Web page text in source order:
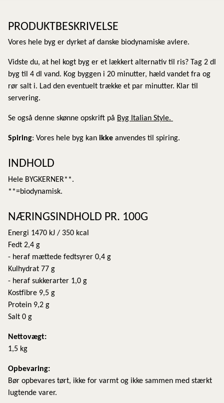
PRODUKTBESKRIVELSE
Vores hele byg er dyrket af danske biodynamiske avlere.
Vidste du, at hel kogt byg er et lækkert alternativ til ris? Tag 2 dl
byg til 4 dl vand. Kog byggen i 20 minutter, hæld vandet fra og
rør salt i. Lad den eventuelt trække et par minutter. Klar til
servering.
Se også denne skønne opskrift på Byg Italian Style.
Spiring: Vores hele byg kan ikke anvendes til spiring.
INDHOLD
Hele BYGKERNER**.
**=biodynamisk.
NÆRINGSINDHOLD PR. 100G
Energi 1470 kJ / 350 kcal
Fedt 2,4 g
- heraf mættede fedtsyrer 0,4 g
Kulhydrat 77 g
- heraf sukkerarter 1,0 g
Kostfibre 9,5 g
Protein 9,2 g
Salt 0 g
Nettovægt:
1,5 kg
Opbevaring:
Bør opbevares tørt, ikke for varmt og ikke sammen med stærkt
lugtende varer.